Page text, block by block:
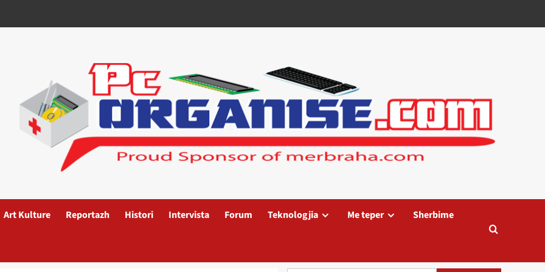
Art Kulture Reportazh Histori Intervista Forum Teknologjia Me teper Sherbime